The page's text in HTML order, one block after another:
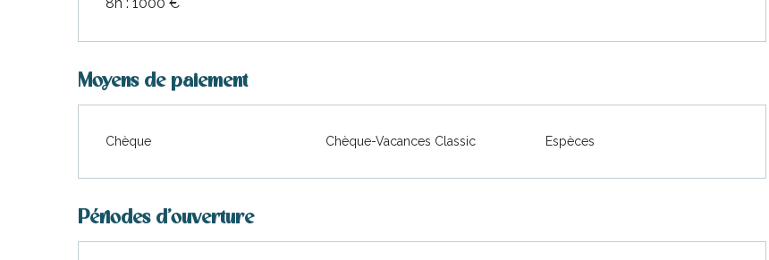
Moyens de paiement
Chèque Chèque-Vacances Classic Espèces
Périodes d'ouverture